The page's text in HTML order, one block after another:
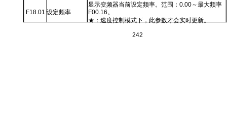
F18.01 设定频率
显示变频器当前设定频率。范围：0.00～最大频率
F00.16。
★：速度控制模式下，此参数才会实时更新。
242